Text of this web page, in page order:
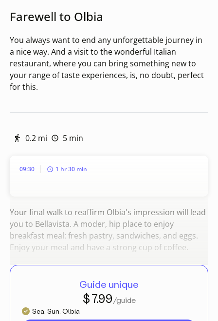
Farewell to Olbia
You always want to end any unforgettable journey in
a nice way. And a visit to the wonderful Italian
restaurant, where you can bring something new to
your range of taste experiences, is, no doubt, perfect
for this.
0.2 mi 5 min
09:30 1 hr 30 min
Your final walk to reaffirm Olbia's impression will lead
you to Bellavista. A moder, hip place to enjoy
breakfast meal: fresh pastry, sandwiches, and eggs.
Enjoy your meal and have a strong cup of coffee.
Guide unique
$ 7.99/guide
Sea, Sun, Olbia